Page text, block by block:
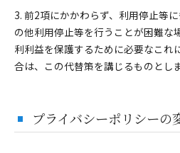
3. 前2項にかかわらず、利用停止等
の他利用停止等を行うことが困難な
利利益を保護するために必要なこれ
合は、この代替策を講じるものとしま
プライバシーポリシーの